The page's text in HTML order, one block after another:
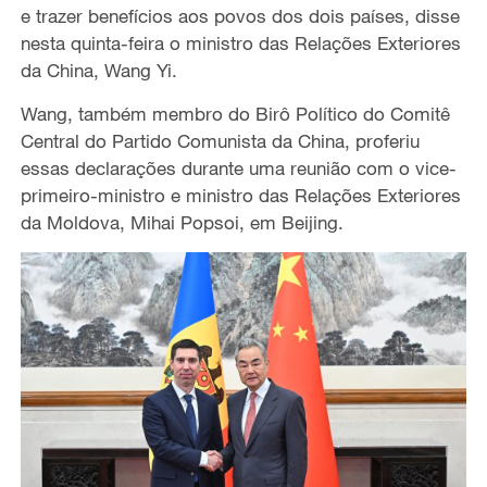
e trazer benefícios aos povos dos dois países, disse
nesta quinta-feira o ministro das Relações Exteriores
da China, Wang Yi.
Wang, também membro do Birô Político do Comitê
Central do Partido Comunista da China, proferiu
essas declarações durante uma reunião com o vice-
primeiro-ministro e ministro das Relações Exteriores
da Moldova, Mihai Popsoi, em Beijing.